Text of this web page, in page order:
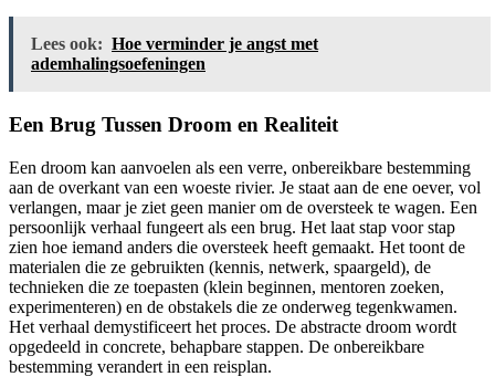
Lees ook: Hoe verminder je angst met
ademhalingsoefeningen
Een Brug Tussen Droom en Realiteit
Een droom kan aanvoelen als een verre, onbereikbare bestemming
aan de overkant van een woeste rivier. Je staat aan de ene oever, vol
verlangen, maar je ziet geen manier om de oversteek te wagen. Een
persoonlijk verhaal fungeert als een brug. Het laat stap voor stap
zien hoe iemand anders die oversteek heeft gemaakt. Het toont de
materialen die ze gebruikten (kennis, netwerk, spaargeld), de
technieken die ze toepasten (klein beginnen, mentoren zoeken,
experimenteren) en de obstakels die ze onderweg tegenkwamen.
Het verhaal demystificeert het proces. De abstracte droom wordt
opgedeeld in concrete, behapbare stappen. De onbereikbare
bestemming verandert in een reisplan.